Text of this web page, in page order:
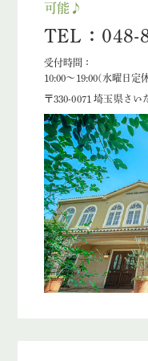
可能♪
TEL：048-
受付時間：
10:00〜19:00(水曜日定
〒330-0071 埼玉県さい